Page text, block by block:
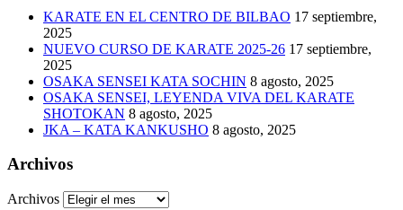
KARATE EN EL CENTRO DE BILBAO 17 septiembre,
2025
NUEVO CURSO DE KARATE 2025-26 17 septiembre,
2025
OSAKA SENSEI KATA SOCHIN 8 agosto, 2025
OSAKA SENSEI, LEYENDA VIVA DEL KARATE
SHOTOKAN 8 agosto, 2025
JKA – KATA KANKUSHO 8 agosto, 2025
Archivos
Archivos